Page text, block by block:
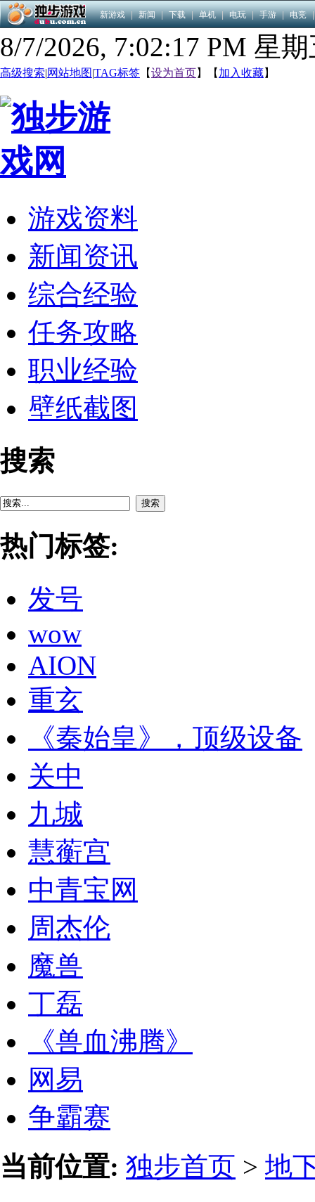
新游戏 | 新闻 | 下载 | 单机 | 电玩 | 手游 | 电竞 |
8/7/2026, 7:02:18 PM 星
高级搜索|网站地图|TAG标签 【设为首页】【 加入收藏】
游戏资料
新闻资讯
综合经验
任务攻略
职业经验
壁纸截图
搜索
搜索
热门标签:
发号
wow
AION
重玄
《秦始皇》，顶级设备
关中
九城
慧蘅宫
中青宝网
周杰伦
魔兽
丁磊
《兽血沸腾》
网易
争霸赛
当前位置: 独步首页 > 地